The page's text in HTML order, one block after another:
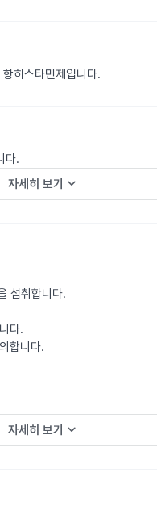
히스타민제입니다.
다.
자세히 보기 keyboard_arrow_down
섭취합니다.
다.
합니다.
자세히 보기 keyboard_arrow_down